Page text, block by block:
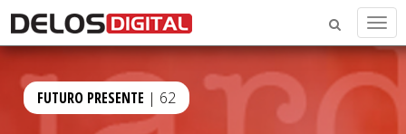
FUTURO PRESENTE | 62